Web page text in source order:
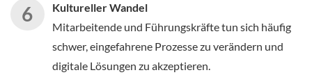
Kultureller Wandel
Mitarbeitende und Führungskräfte tun sich häufig
schwer, eingefahrene Prozesse zu verändern und
digitale Lösungen zu akzeptieren.